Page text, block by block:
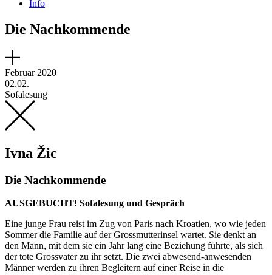
Info
Die Nachkommende
Februar 2020
02.02.
Sofalesung
Ivna Žic
Die Nachkommende
AUSGEBUCHT! Sofalesung und Gespräch
Eine junge Frau reist im Zug von Paris nach Kroatien, wo wie jeden
Sommer die Familie auf der Grossmutterinsel wartet. Sie denkt an
den Mann, mit dem sie ein Jahr lang eine Beziehung führte, als sich
der tote Grossvater zu ihr setzt. Die zwei abwesend-anwesenden
Männer werden zu ihren Begleitern auf einer Reise in die